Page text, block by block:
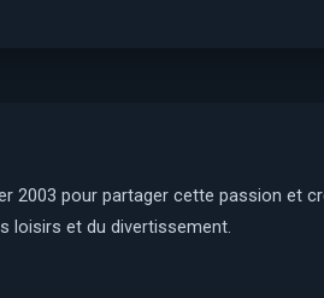
2003 pour partager cette passion et
loisirs et du divertissement.